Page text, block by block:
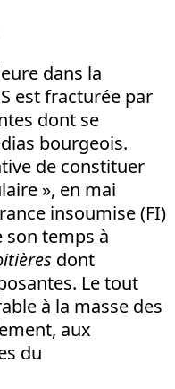
dans la
est fracturée par
dont se
bourgeois.
de constituer
», en mai
insoumise (FI)
son temps à
dont
Le tout
à la masse des
aux
du